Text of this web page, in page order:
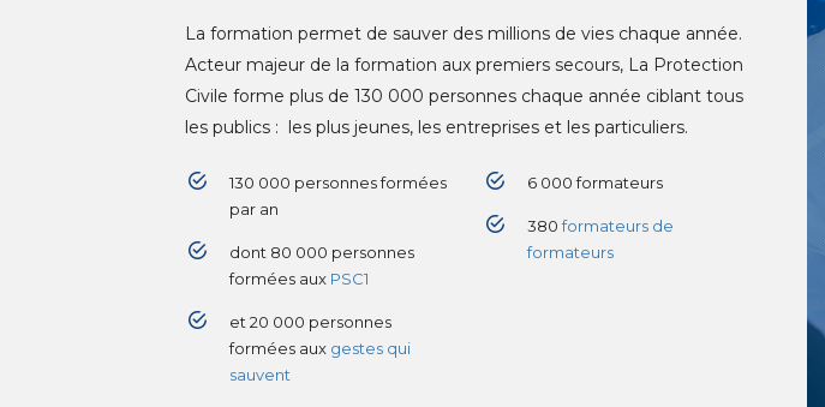
La formation permet de sauver des millions de vies chaque année.
Acteur majeur de la formation aux premiers secours, La Protection
Civile forme plus de 130 000 personnes chaque année ciblant tous
les publics : les plus jeunes, les entreprises et les particuliers.
130 000 personnes formées
par an
dont 80 000 personnes
formées aux PSC1
et 20 000 personnes
formées aux gestes qui
sauvent
6 000 formateurs
380formateurs de
formateurs